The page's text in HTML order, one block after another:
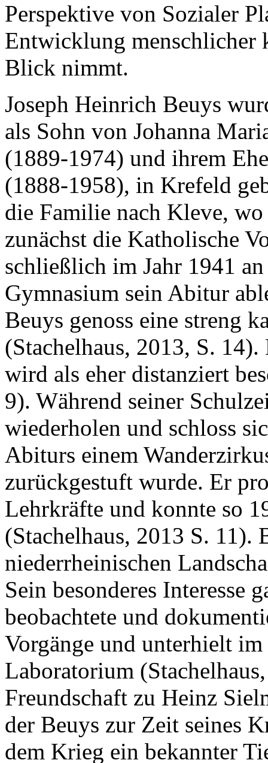
Perspektive von Sozialer
Entwicklung menschlicher
Blick nimmt.
Joseph Heinrich Beuys
als Sohn von Johanna
(1889-1974) und ihrem
(1888-1958), in Krefeld
die Familie nach Kleve,
zunächst die Katholische
schließlich im Jahr 1941
Gymnasium sein Abitur
Beuys genoss eine streng
(Stachelhaus, 2013, S.
wird als eher distanziert
9). Während seiner
wiederholen und schloss
Abiturs einem
zurückgestuft wurde. Er
Lehrkräfte und konnte so
(Stachelhaus, 2013 S.
niederrheinischen
Sein besonderes Interesse
beobachtete und
Vorgänge und unterhielt
Laboratorium
Freundschaft zu Heinz
der Beuys zur Zeit seines
dem Krieg ein bekannter